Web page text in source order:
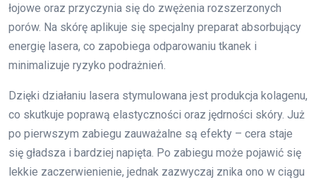
łojowe oraz przyczynia się do zwężenia rozszerzonych
porów. Na skórę aplikuje się specjalny preparat absorbujący
energię lasera, co zapobiega odparowaniu tkanek i
minimalizuje ryzyko podrażnień.
Dzięki działaniu lasera stymulowana jest produkcja kolagenu,
co skutkuje poprawą elastyczności oraz jędrności skóry. Już
po pierwszym zabiegu zauważalne są efekty – cera staje
się gładsza i bardziej napięta. Po zabiegu może pojawić się
lekkie zaczerwienienie, jednak zazwyczaj znika ono w ciągu